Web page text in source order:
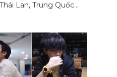
Lan, Trung Quốc…